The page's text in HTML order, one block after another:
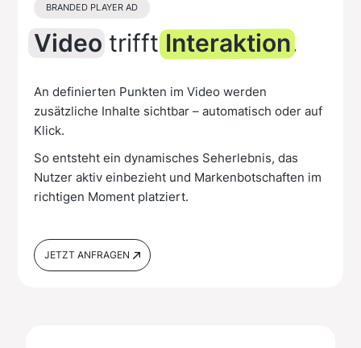
BRANDED PLAYER AD
Video trifftInteraktion.
An definierten Punkten im Video werden
zusätzliche Inhalte sichtbar – automatisch oder auf
Klick.
So entsteht ein dynamisches Seherlebnis, das
Nutzer aktiv einbezieht und Markenbotschaften im
richtigen Moment platziert.
JETZT ANFRAGEN